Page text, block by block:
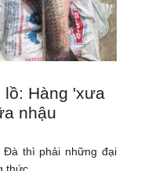
Hàng 'xưa
nhậu
Đà thì phải những đại
thức.